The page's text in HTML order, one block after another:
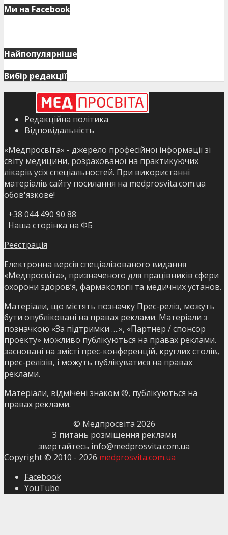
Ми на Facebook
Найпопулярніше
Вибір редакції
Редакційна політика
Відповідальність
«Медпросвіта» - джерело професійної інформації зі
світу медицини, розрахованої на практикуючих
лікарів усіх спеціальностей. При використанні
матеріалів сайту посилання на medprosvita.com.ua
обов'язкове!
+38 044 490 90 88
Наша сторінка на ФБ
Реєстрація
Електронна версія спеціалізованого видання
«Медпросвіта», призначеного для працівників сфери
охорони здоров’я, фармакології та медичних установ.
Матеріали, що містять позначку Прес-реліз, можуть
бути опубліковані на правах реклами. Матеріали з
позначкою «За підтримки ….», «Партнер / спонсор
проекту» можливо публікуються на правах реклами.
засновані на змісті прес-конференцій, круглих столів,
прес-релізів, і можуть публікуватися на правах
реклами.
Матеріали, відмічені знаком ®, публікуються на
правах реклами.
© Медпросвіта 2026
З питань розміщення реклами
звертайтесь info@medprosvita.com.ua
Copyright © 2010 - 2026 medprosvita.com.ua
Facebook
YouTube